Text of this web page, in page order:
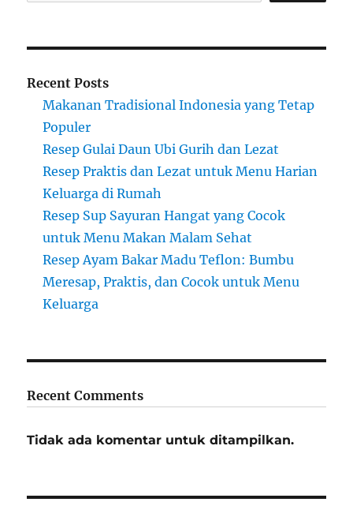
Recent Posts
Makanan Tradisional Indonesia yang Tetap
Populer
Resep Gulai Daun Ubi Gurih dan Lezat
Resep Praktis dan Lezat untuk Menu Harian
Keluarga di Rumah
Resep Sup Sayuran Hangat yang Cocok
untuk Menu Makan Malam Sehat
Resep Ayam Bakar Madu Teflon: Bumbu
Meresap, Praktis, dan Cocok untuk Menu
Keluarga
Recent Comments
Tidak ada komentar untuk ditampilkan.